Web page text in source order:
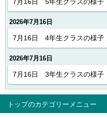
トップ
2026年7月16日
7月16日 4年生クラスの様子
2026年7月16日
7月16日 3年生クラスの様子